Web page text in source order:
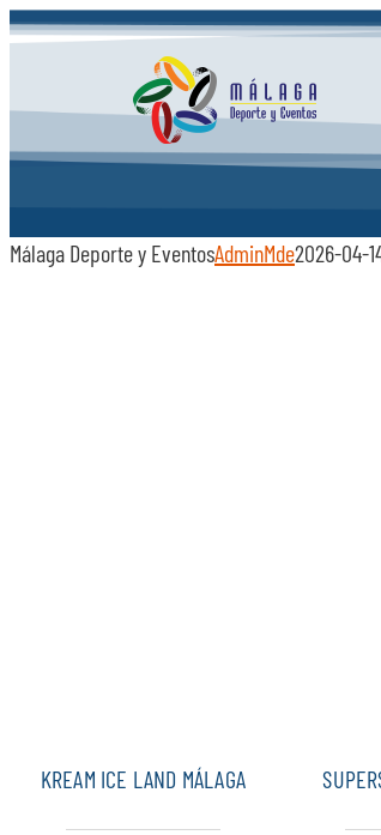
Saltar
Málaga Deporte y EventosAdminMde2026-04-
KREAM ICE LAND MÁLAGA